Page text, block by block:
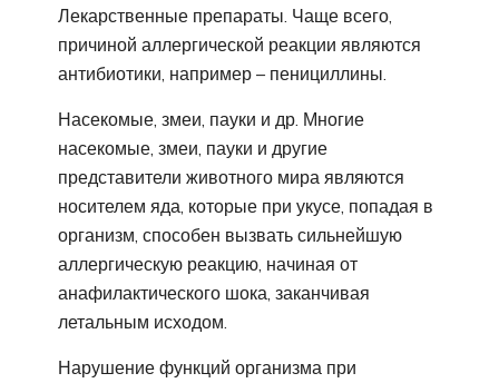
Лекарственные препараты. Чаще всего,
причиной аллергической реакции являются
антибиотики, например – пенициллины.
Насекомые, змеи, пауки и др. Многие
насекомые, змеи, пауки и другие
представители животного мира являются
носителем яда, которые при укусе, попадая в
организм, способен вызвать сильнейшую
аллергическую реакцию, начиная от
анафилактического шока, заканчивая
летальным исходом.
Нарушение функций организма при